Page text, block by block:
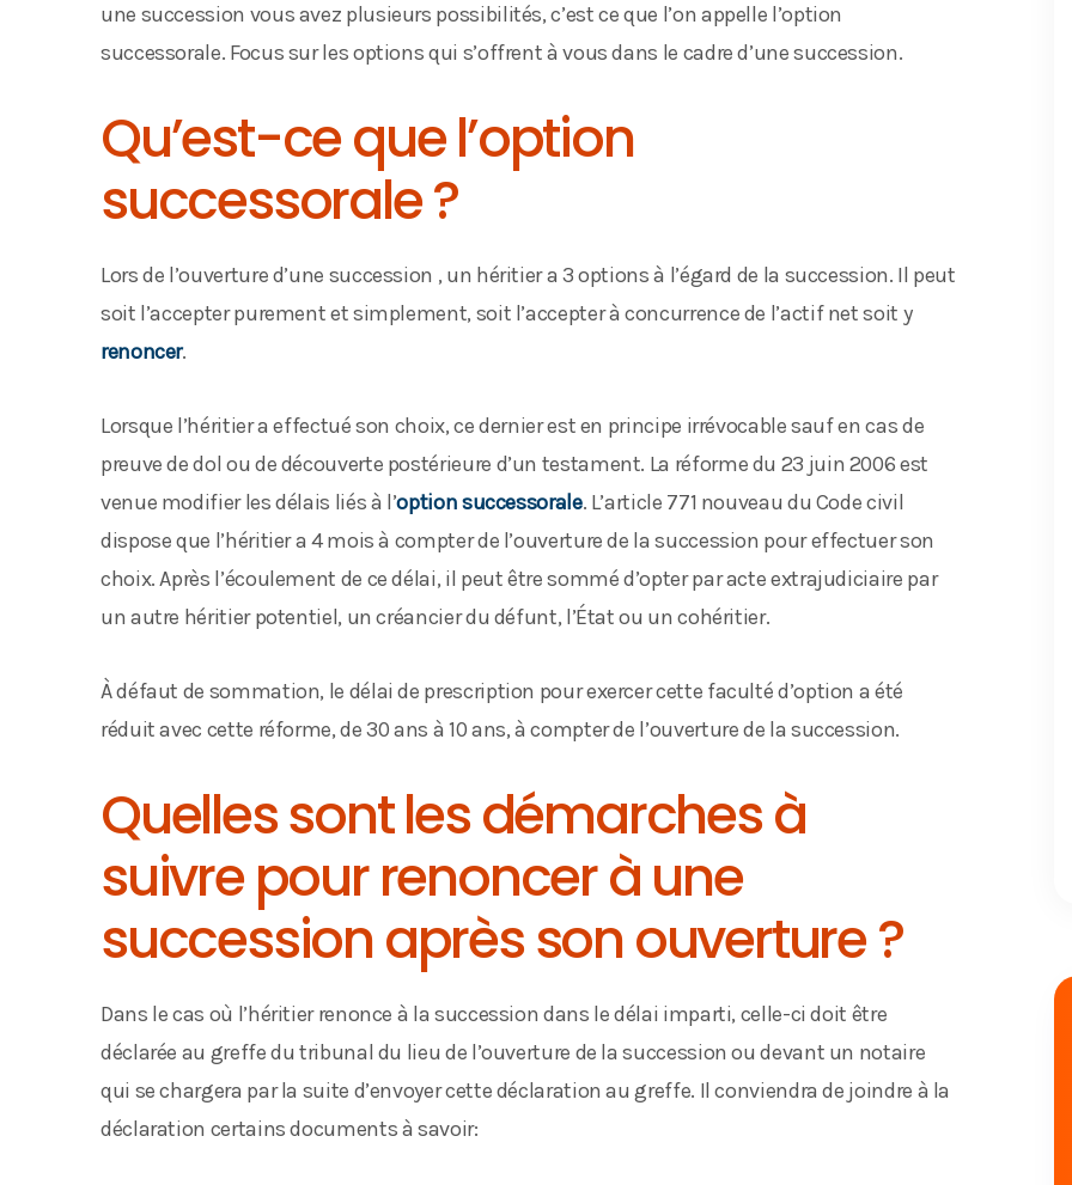
une succession vous avez plusieurs possibilités, c’est ce que l’on appelle l’option
successorale. Focus sur les options qui s’offrent à vous dans le cadre d’une succession.
Qu’est-ce que l’option
successorale ?
Lors de l’ouverture d’une succession , un héritier a 3 options à l’égard de la succession. Il peut
soit l’accepter purement et simplement, soit l’accepter à concurrence de l’actif net soit y
renoncer.
Lorsque l’héritier a effectué son choix, ce dernier est en principe irrévocable sauf en cas de
preuve de dol ou de découverte postérieure d’un testament. La réforme du 23 juin 2006 est
venue modifier les délais liés à l’option successorale. L’article 771 nouveau du Code civil
dispose que l’héritier a 4 mois à compter de l’ouverture de la succession pour effectuer son
choix. Après l’écoulement de ce délai, il peut être sommé d’opter par acte extrajudiciaire par
un autre héritier potentiel, un créancier du défunt, l’État ou un cohéritier.
À défaut de sommation, le délai de prescription pour exercer cette faculté d’option a été
réduit avec cette réforme, de 30 ans à 10 ans, à compter de l’ouverture de la succession.
Quelles sont les démarches à
suivre pour renoncer à une
succession après son ouverture ?
Dans le cas où l’héritier renonce à la succession dans le délai imparti, celle-ci doit être
déclarée au greffe du tribunal du lieu de l’ouverture de la succession ou devant un notaire
qui se chargera par la suite d’envoyer cette déclaration au greffe. Il conviendra de joindre à la
déclaration certains documents à savoir: